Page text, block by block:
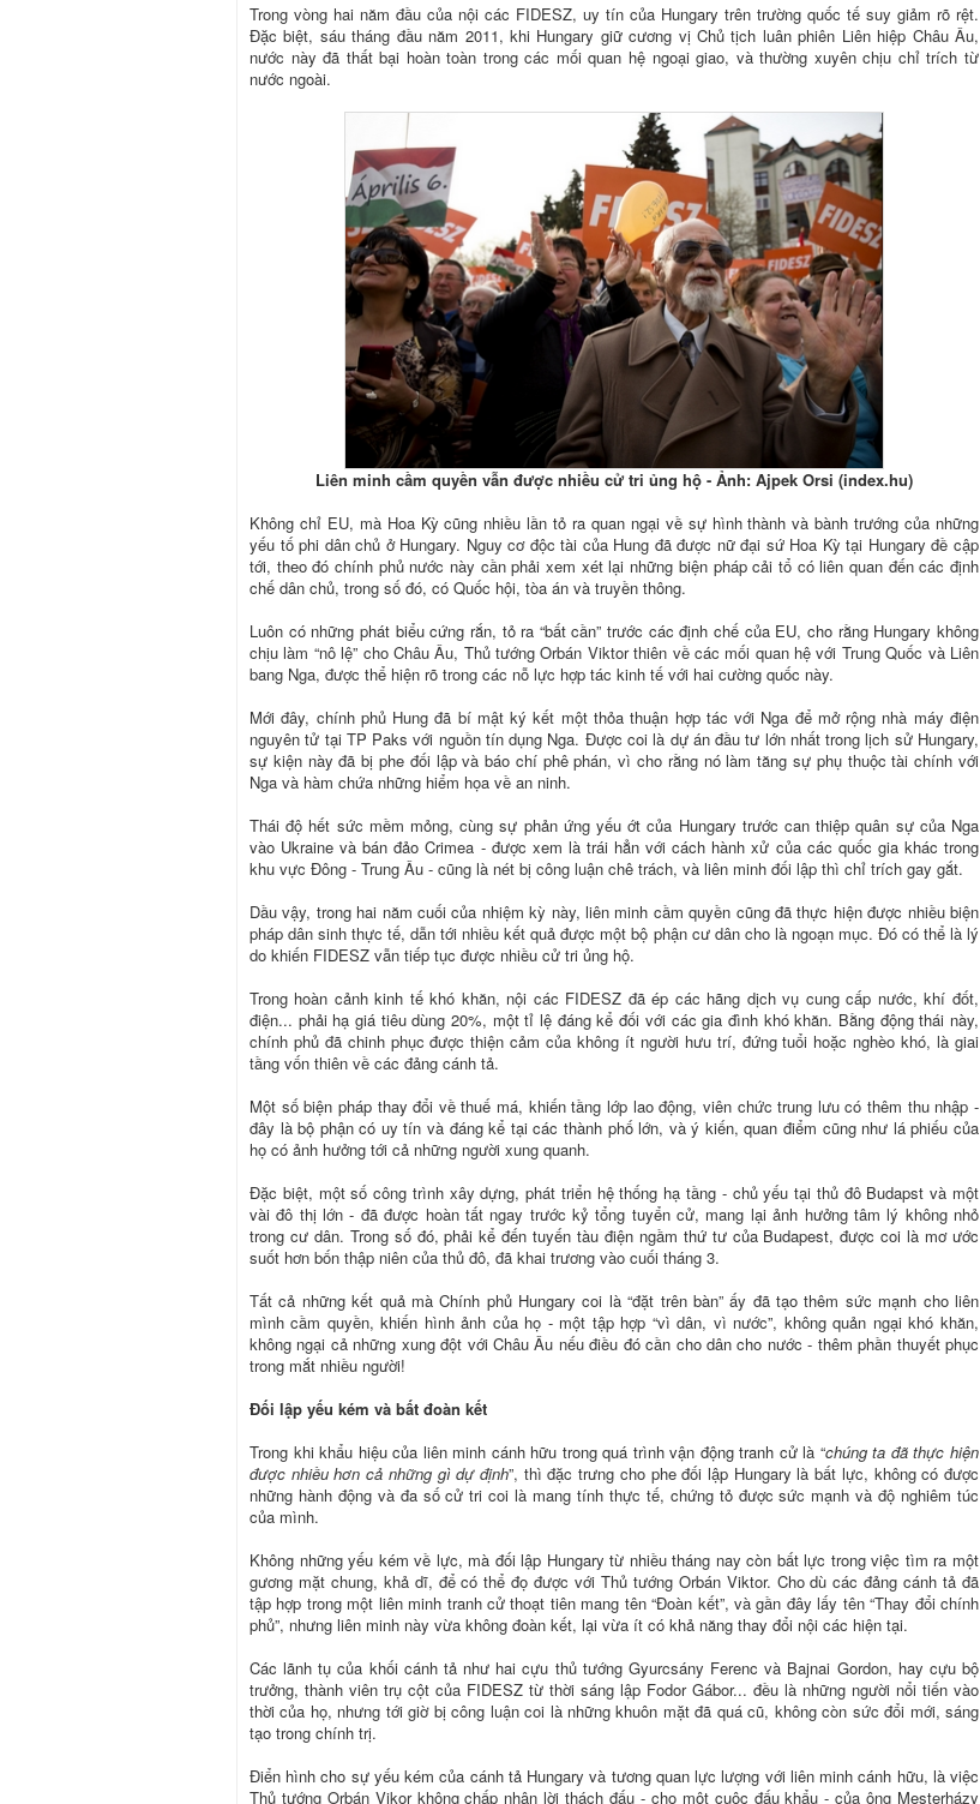
Trong vòng hai năm đầu của nội các FIDESZ, uy tín của Hungary trên trường quốc tế suy giảm rõ rệt.
Đặc biệt, sáu tháng đầu năm 2011, khi Hungary giữ cương vị Chủ tịch luân phiên Liên hiệp Châu Âu,
nước này đã thất bại hoàn toàn trong các mối quan hệ ngoại giao, và thường xuyên chịu chỉ trích từ
nước ngoài.
Liên minh cầm quyền vẫn được nhiều cử tri ủng hộ - Ảnh: Ajpek Orsi (index.hu)
Không chỉ EU, mà Hoa Kỳ cũng nhiều lần tỏ ra quan ngại về sự hình thành và bành trướng của những
yếu tố phi dân chủ ở Hungary. Nguy cơ độc tài của Hung đã được nữ đại sứ Hoa Kỳ tại Hungary đề cập
tới, theo đó chính phủ nước này cần phải xem xét lại những biện pháp cải tổ có liên quan đến các định
chế dân chủ, trong số đó, có Quốc hội, tòa án và truyền thông.
Luôn có những phát biểu cứng rắn, tỏ ra “bất cần” trước các định chế của EU, cho rằng Hungary không
chịu làm “nô lệ” cho Châu Âu, Thủ tướng Orbán Viktor thiên về các mối quan hệ với Trung Quốc và Liên
bang Nga, được thể hiện rõ trong các nỗ lực hợp tác kinh tế với hai cường quốc này.
Mới đây, chính phủ Hung đã bí mật ký kết một thỏa thuận hợp tác với Nga để mở rộng nhà máy điện
nguyên tử tại TP Paks với nguồn tín dụng Nga. Được coi là dự án đầu tư lớn nhất trong lịch sử Hungary,
sự kiện này đã bị phe đối lập và báo chí phê phán, vì cho rằng nó làm tăng sự phụ thuộc tài chính với
Nga và hàm chứa những hiểm họa về an ninh.
Thái độ hết sức mềm mỏng, cùng sự phản ứng yếu ớt của Hungary trước can thiệp quân sự của Nga
vào Ukraine và bán đảo Crimea - được xem là trái hẳn với cách hành xử của các quốc gia khác trong
khu vực Đông - Trung Âu - cũng là nét bị công luận chê trách, và liên minh đối lập thì chỉ trích gay gắt.
Dầu vậy, trong hai năm cuối của nhiệm kỳ này, liên minh cầm quyền cũng đã thực hiện được nhiều biện
pháp dân sinh thực tế, dẫn tới nhiều kết quả được một bộ phận cư dân cho là ngoạn mục. Đó có thể là lý
do khiến FIDESZ vẫn tiếp tục được nhiều cử tri ủng hộ.
Trong hoàn cảnh kinh tế khó khăn, nội các FIDESZ đã ép các hãng dịch vụ cung cấp nước, khí đốt,
điện... phải hạ giá tiêu dùng 20%, một tỉ lệ đáng kể đối với các gia đình khó khăn. Bằng động thái này,
chính phủ đã chinh phục được thiện cảm của không ít người hưu trí, đứng tuổi hoặc nghèo khó, là giai
tầng vốn thiên về các đảng cánh tả.
Một số biện pháp thay đổi về thuế má, khiến tầng lớp lao động, viên chức trung lưu có thêm thu nhập -
đây là bộ phận có uy tín và đáng kể tại các thành phố lớn, và ý kiến, quan điểm cũng như lá phiếu của
họ có ảnh hưởng tới cả những người xung quanh.
Đặc biệt, một số công trình xây dựng, phát triển hệ thống hạ tầng - chủ yếu tại thủ đô Budapst và một
vài đô thị lớn - đã được hoàn tất ngay trước kỷ tổng tuyển cử, mang lại ảnh hưởng tâm lý không nhỏ
trong cư dân. Trong số đó, phải kể đến tuyến tàu điện ngầm thứ tư của Budapest, được coi là mơ ước
suốt hơn bốn thập niên của thủ đô, đã khai trương vào cuối tháng 3.
Tất cả những kết quả mà Chính phủ Hungary coi là “đặt trên bàn” ấy đã tạo thêm sức mạnh cho liên
mình cầm quyền, khiến hình ảnh của họ - một tập hợp “vì dân, vì nước”, không quản ngại khó khăn,
không ngại cả những xung đột với Châu Âu nếu điều đó cần cho dân cho nước - thêm phần thuyết phục
trong mắt nhiều người!
Đối lập yếu kém và bất đoàn kết
Trong khi khẩu hiệu của liên minh cánh hữu trong quá trình vận động tranh cử là “chúng ta đã thực hiện
được nhiều hơn cả những gì dự định”, thì đặc trưng cho phe đối lập Hungary là bất lực, không có được
những hành động và đa số cử tri coi là mang tính thực tế, chứng tỏ được sức mạnh và độ nghiêm túc
của mình.
Không những yếu kém về lực, mà đối lập Hungary từ nhiều tháng nay còn bất lực trong việc tìm ra một
gương mặt chung, khả dĩ, để có thể đọ được với Thủ tướng Orbán Viktor. Cho dù các đảng cánh tả đã
tập hợp trong một liên minh tranh cử thoạt tiên mang tên “Đoàn kết”, và gần đây lấy tên “Thay đổi chính
phủ”, nhưng liên minh này vừa không đoàn kết, lại vừa ít có khả năng thay đổi nội các hiện tại.
Các lãnh tụ của khối cánh tả như hai cựu thủ tướng Gyurcsány Ferenc và Bajnai Gordon, hay cựu bộ
trưởng, thành viên trụ cột của FIDESZ từ thời sáng lập Fodor Gábor... đều là những người nổi tiến vào
thời của họ, nhưng tới giờ bị công luận coi là những khuôn mặt đã quá cũ, không còn sức đổi mới, sáng
tạo trong chính trị.
Điển hình cho sự yếu kém của cánh tả Hungary và tương quan lực lượng với liên minh cánh hữu, là việc
Thủ tướng Orbán Vikor không chấp nhận lời thách đấu - cho một cuộc đấu khẩu - của ông Mesterházy